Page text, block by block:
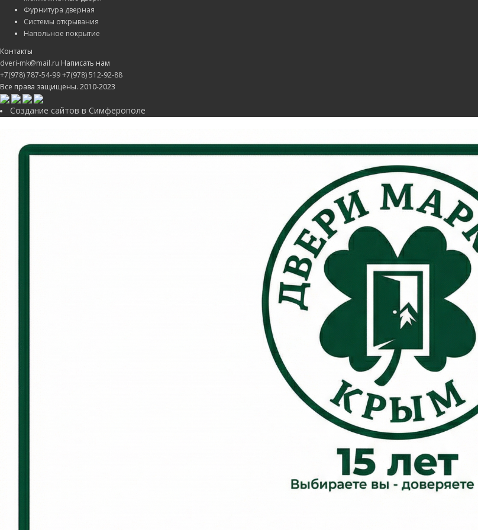
Фурнитура дверная
Системы открывания
Напольное покрытие
Контакты
dveri-mk@mail.ru Написать нам
+7(978) 787-54-99+7(978) 512-92-88
Все права защищены. 2010-2023
Создание сайтов в Симферополе